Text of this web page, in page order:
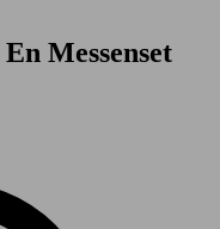
Messenset